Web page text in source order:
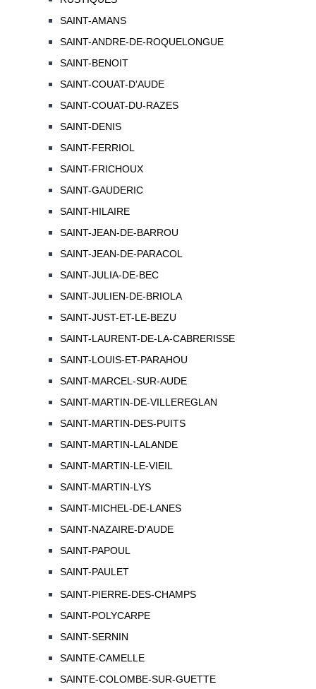
SAINT-AMANS
SAINT-ANDRE-DE-ROQUELONGUE
SAINT-BENOIT
SAINT-COUAT-D'AUDE
SAINT-COUAT-DU-RAZES
SAINT-DENIS
SAINT-FERRIOL
SAINT-FRICHOUX
SAINT-GAUDERIC
SAINT-HILAIRE
SAINT-JEAN-DE-BARROU
SAINT-JEAN-DE-PARACOL
SAINT-JULIA-DE-BEC
SAINT-JULIEN-DE-BRIOLA
SAINT-JUST-ET-LE-BEZU
SAINT-LAURENT-DE-LA-CABRERISSE
SAINT-LOUIS-ET-PARAHOU
SAINT-MARCEL-SUR-AUDE
SAINT-MARTIN-DE-VILLEREGLAN
SAINT-MARTIN-DES-PUITS
SAINT-MARTIN-LALANDE
SAINT-MARTIN-LE-VIEIL
SAINT-MARTIN-LYS
SAINT-MICHEL-DE-LANES
SAINT-NAZAIRE-D'AUDE
SAINT-PAPOUL
SAINT-PAULET
SAINT-PIERRE-DES-CHAMPS
SAINT-POLYCARPE
SAINT-SERNIN
SAINTE-CAMELLE
SAINTE-COLOMBE-SUR-GUETTE